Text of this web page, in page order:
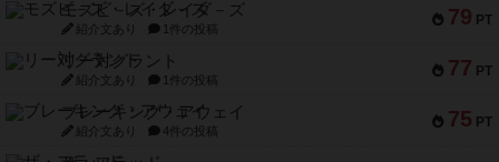
79 PT
モズビ－ズ・レイダ－ズ
紹介文あり 1件の投稿
77 PT
リー対グラント
紹介文あり 1件の投稿
75 PT
ブレーキング・アウェイ
紹介文あり 4件の投稿